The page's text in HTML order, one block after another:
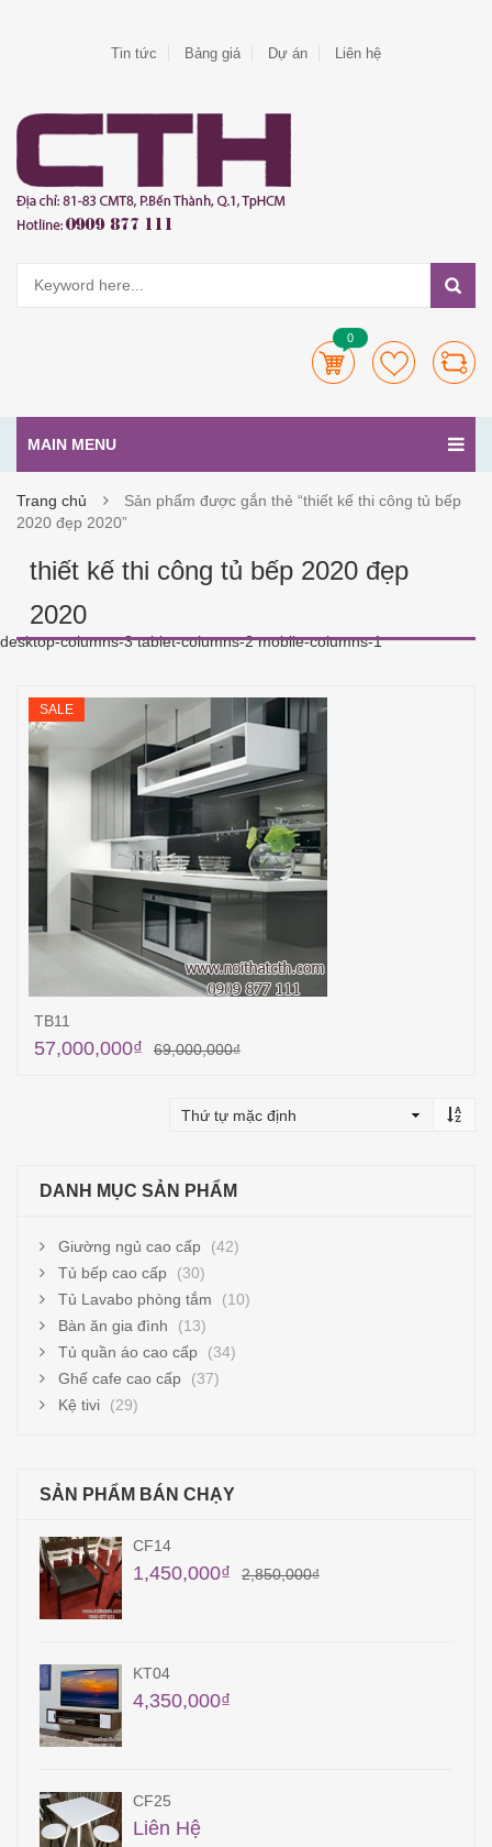
Tin tức Bảng giá Dự án Liên hệ
0
MAIN MENU
Trang chủ
Sản phẩm được gắn thẻ “thiết kế thi công tủ bếp
2020 đẹp 2020”
thiết kế thi công tủ bếp 2020 đẹp
2020
desktop-columns-3 tablet-columns-2 mobile-columns-1
SALE
TB11
69,000,000₫
57,000,000₫
DANH MỤC SẢN PHẨM
Giường ngủ cao cấp
(42)
Tủ bếp cao cấp
(30)
Tủ Lavabo phòng tắm
(10)
Bàn ăn gia đình
(13)
Tủ quần áo cao cấp
(34)
Ghế cafe cao cấp
(37)
Kệ tivi
(29)
SẢN PHẨM BÁN CHẠY
CF14
2,850,000₫
1,450,000₫
KT04
4,350,000₫
CF25
Liên Hệ